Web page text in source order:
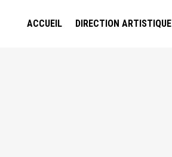
ACCUEIL DIRECTION ARTISTIQUE